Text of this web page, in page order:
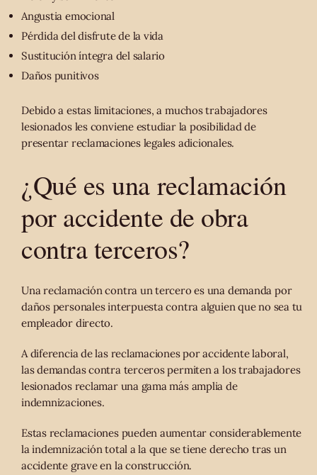
Angustia emocional
Pérdida del disfrute de la vida
Sustitución íntegra del salario
Daños punitivos
Debido a estas limitaciones, a muchos trabajadores
lesionados les conviene estudiar la posibilidad de
presentar reclamaciones legales adicionales.
¿Qué es una reclamación
por accidente de obra
contra terceros?
Una reclamación contra un tercero es una demanda por
daños personales interpuesta contra alguien que no sea tu
empleador directo.
A diferencia de las reclamaciones por accidente laboral,
las demandas contra terceros permiten a los trabajadores
lesionados reclamar una gama más amplia de
indemnizaciones.
Estas reclamaciones pueden aumentar considerablemente
la indemnización total a la que se tiene derecho tras un
accidente grave en la construcción.